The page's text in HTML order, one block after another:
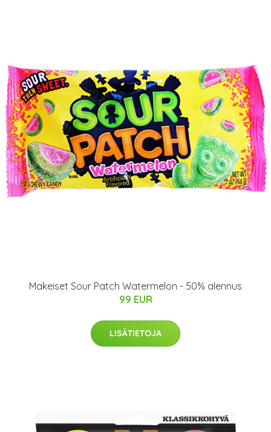
Makeiset Sour Patch Watermelon - 50% alennus
99 EUR
LISÄTIETOJA